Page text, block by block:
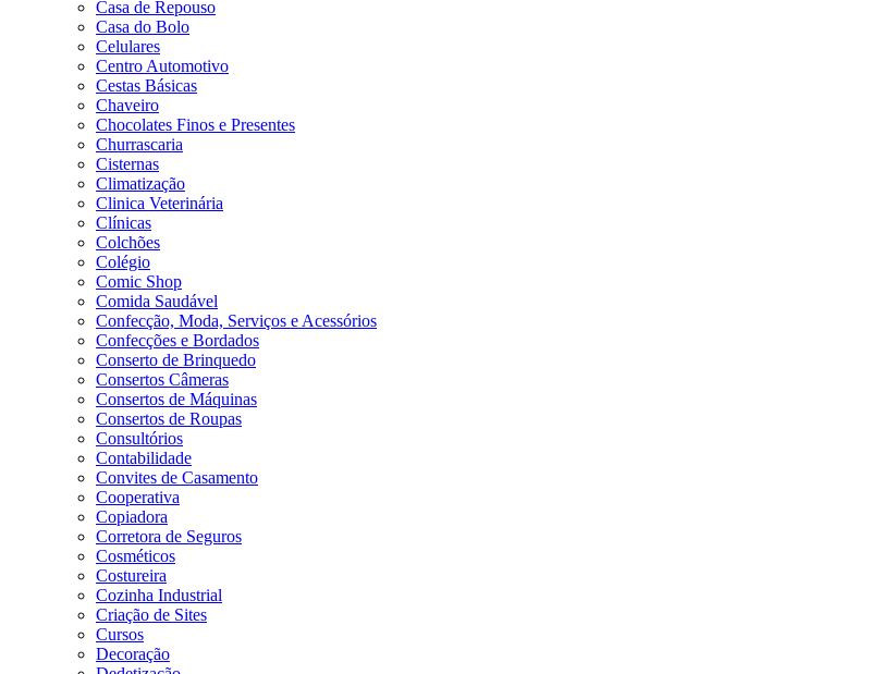
Casa de Repouso
Casa do Bolo
Celulares
Centro Automotivo
Cestas Básicas
Chaveiro
Chocolates Finos e Presentes
Churrascaria
Cisternas
Climatização
Clinica Veterinária
Clínicas
Colchões
Colégio
Comic Shop
Comida Saudável
Confecção, Moda, Serviços e Acessórios
Confecções e Bordados
Conserto de Brinquedo
Consertos Câmeras
Consertos de Máquinas
Consertos de Roupas
Consultórios
Contabilidade
Convites de Casamento
Cooperativa
Copiadora
Corretora de Seguros
Cosméticos
Costureira
Cozinha Industrial
Criação de Sites
Cursos
Decoração